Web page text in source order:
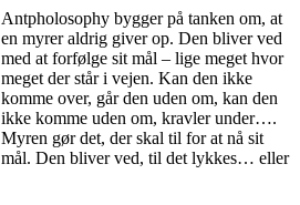
Antpholosophy bygger på tanken om, at
en myrer aldrig giver op. Den bliver ved
med at forfølge sit mål – lige meget hvor
meget der står i vejen. Kan den ikke
komme over, går den uden om, kan den
ikke komme uden om, kravler under….
Myren gør det, der skal til for at nå sit
mål. Den bliver ved, til det lykkes… eller